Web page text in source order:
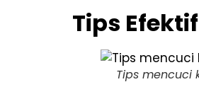
Tips
Tips mencuci